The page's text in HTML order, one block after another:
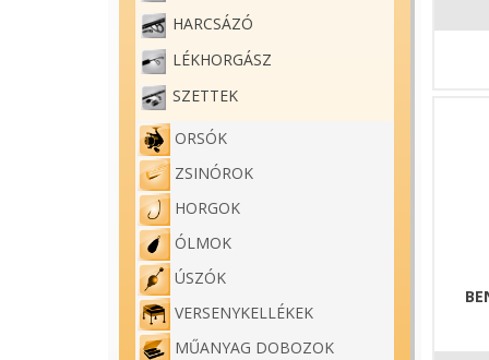
HARCSÁZÓ
LÉKHORGÁSZ
SZETTEK
ORSÓK
ZSINÓROK
HORGOK
ÓLMOK
ÚSZÓK
VERSENYKELLÉKEK
MŰANYAG DOBOZOK